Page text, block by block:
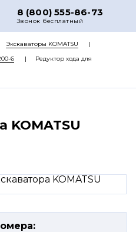
8 (800) 555-86-73
Звонок бесплатный
НАС
Экскаваторы KOMATSU
6
Редуктор хода для
KOMATSU